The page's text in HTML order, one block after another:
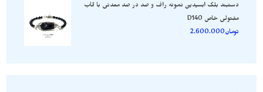
دستبند بلک ابسیدین نمونه راف و صد در صد معدنی با قاب
مفتولی خاص D140
تومان2.600.000